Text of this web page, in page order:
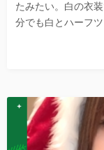
たみたい。白の衣
分でも白とハーフ